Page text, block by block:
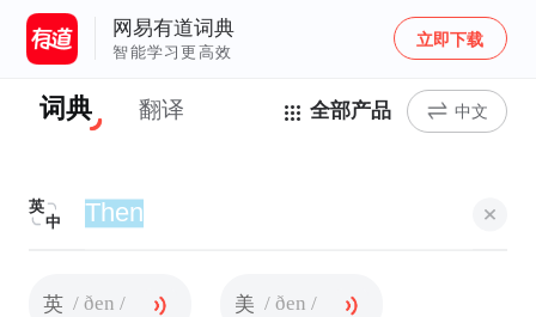
网易有道词典
智能学习更高效
立即下载
词典 翻译 全部产品 中文
英
中
英 / ðen / 美 / ðen /